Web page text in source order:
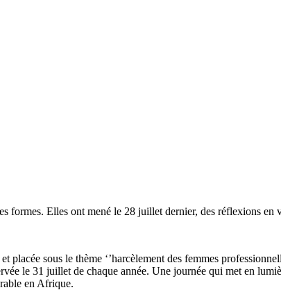
formes. Elles ont mené le 28 juillet dernier, des réflexions en
placée sous le thème ‘’harcèlement des femmes
le 31 juillet de chaque année. Une journée qui met en
en Afrique.